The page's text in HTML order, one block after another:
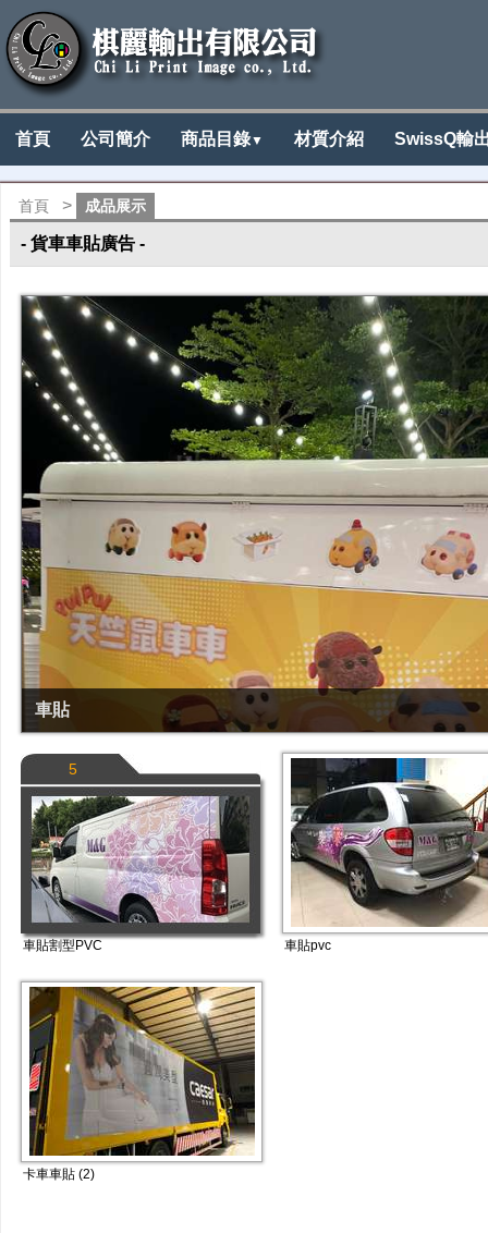
首頁 公司簡介 商品目錄▼ 材質介紹 SwissQ輸
首頁 > 成品展示
- 貨車車貼廣告 -
車貼
pvc
5
車貼割型PVC 車貼pvc
卡車車貼 (2)